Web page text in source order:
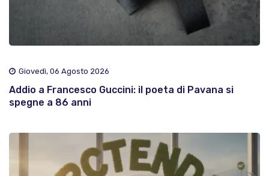
Giovedì, 06 Agosto 2026
Addio a Francesco Guccini: il poeta di Pavana si
spegne a 86 anni